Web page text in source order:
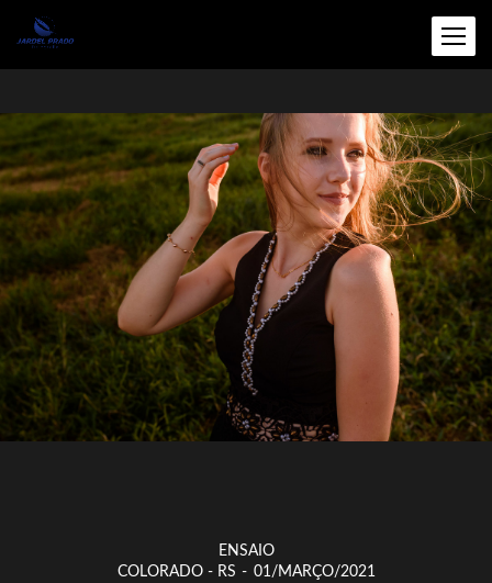
ENSAIO
COLORADO - RS
01/MARÇO/2021